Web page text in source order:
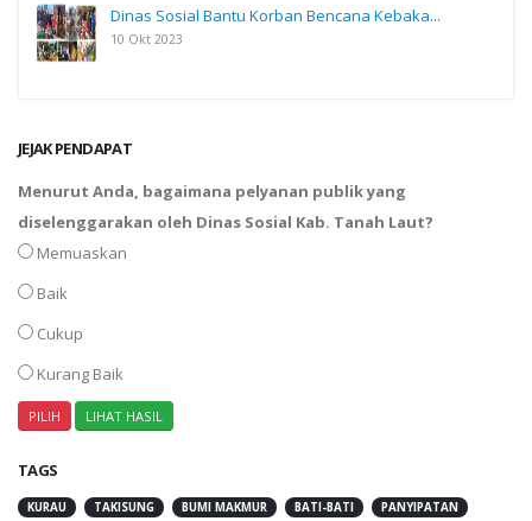
Dinas Sosial Bantu Korban Bencana Kebaka...
10 Okt 2023
JEJAK PENDAPAT
Menurut Anda, bagaimana pelyanan publik yang
diselenggarakan oleh Dinas Sosial Kab. Tanah Laut?
Memuaskan
Baik
Cukup
Kurang Baik
TAGS
KURAU TAKISUNG BUMI MAKMUR BATI-BATI
PANYIPATAN